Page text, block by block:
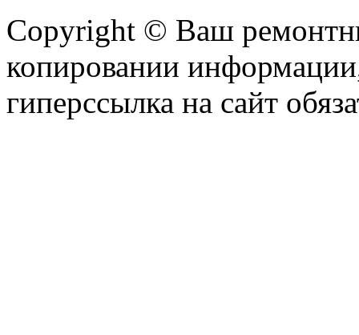
Copyright © Ваш
копировании
гиперссылка на сайт